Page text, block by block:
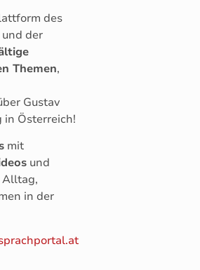
des
der
Themen,
Gustav
in Österreich!
mit
und
Alltag,
in der